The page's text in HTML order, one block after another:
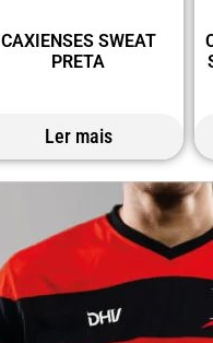
CAXIENSES SWEAT
PRETA
Ler mais